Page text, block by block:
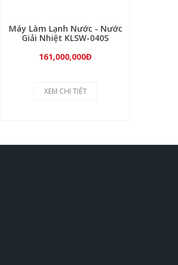
Máy Làm Lạnh Nước - Nước
Giải Nhiệt KLSW-040S
161,000,000Đ
XEM CHI TIẾT